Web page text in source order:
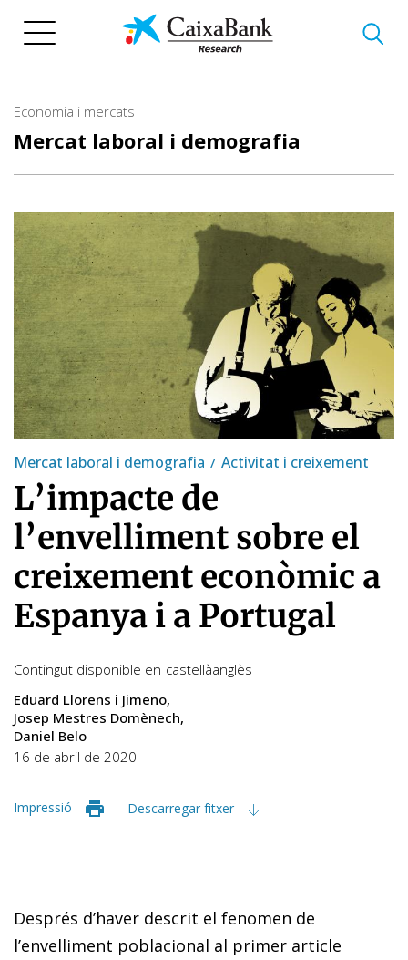
Economia i mercats
Mercat laboral i demografia
Mercat laboral i demografia Activitat i creixement
L’impacte de
l’envelliment sobre el
creixement econòmic a
Espanya i a Portugal
Contingut disponible en castellàanglès
Eduard Llorens i Jimeno
Josep Mestres Domènech
Daniel Belo
16 de abril de 2020
Impressió Descarregar fitxer
Després d’haver descrit el fenomen de
l’envelliment poblacional al primer article